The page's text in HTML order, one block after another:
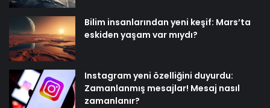
Bilim insanlarından yeni keşif: Mars’ta
eskiden yaşam var mıydı?
Instagram yeni özelliğini duyurdu:
Zamanlanmış mesajlar! Mesaj nasıl
zamanlanır?